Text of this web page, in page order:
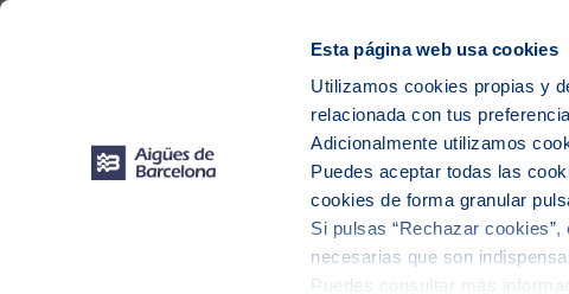
Esta página web usa cookies
Utilizamos cookies propias y
relacionada con tus
Adicionalmente utilizamos
Puedes aceptar todas las
cookies de forma granular
Si pulsas “Rechazar
necesarias que son
Puedes consultar más
Sobre
Innovación